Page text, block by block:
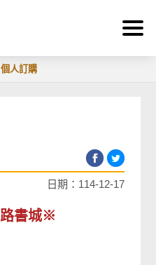
個人訂購
日期：114-12-17
書城※